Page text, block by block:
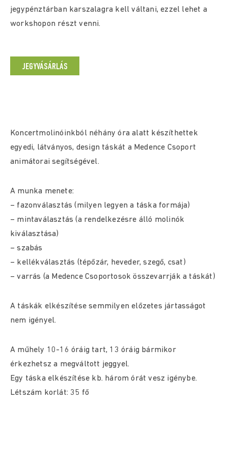
jegypénztárban karszalagra kell váltani, ezzel lehet a
workshopon részt venni.
JEGYVÁSÁRLÁS
Koncertmolinóinkból néhány óra alatt készíthettek
egyedi, látványos, design táskát a Medence Csoport
animátorai segítségével.
A munka menete:
– fazonválasztás (milyen legyen a táska formája)
– mintaválasztás (a rendelkezésre álló molinók
kiválasztása)
– szabás
– kellékválasztás (tépőzár, heveder, szegő, csat)
– varrás (a Medence Csoportosok összevarrják a táskát)
A táskák elkészítése semmilyen előzetes jártasságot
nem igényel.
A műhely 10-16 óráig tart, 13 óráig bármikor
érkezhetsz a megváltott jeggyel.
Egy táska elkészítése kb. három órát vesz igénybe.
Létszám korlát: 35 fő